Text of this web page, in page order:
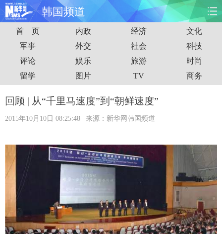
韩国频道
首页 时政 国际 财经
娱乐 体育 人事 教育
时尚 思客 地方 法治
图片 视频 彩票 食品
旅游 健康 数据
金融 公益 军事 无人机
首 页 内政 经济
文化
军事
外交 社会
科技
评论
娱乐 旅游
时尚
留学
图片 TV 商务
回顾 | 从“千里马速度”到“朝鲜速度”
2015年10月10日 08:25:48 | 来源：新华网韩国频道